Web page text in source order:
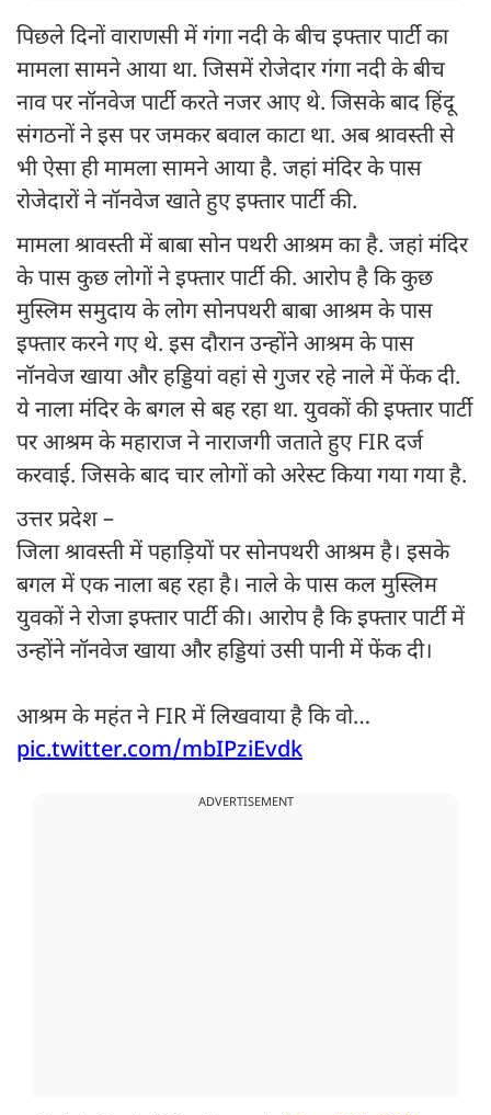
पिछले दिनों वाराणसी में गंगा नदी के बीच इफ्तार पार्टी का
मामला सामने आया था. जिसमें रोजेदार गंगा नदी के बीच
नाव पर नॉनवेज पार्टी करते नजर आए थे. जिसके बाद हिंदू
संगठनों ने इस पर जमकर बवाल काटा था. अब श्रावस्ती से
भी ऐसा ही मामला सामने आया है. जहां मंदिर के पास
रोजेदारों ने नॉनवेज खाते हुए इफ्तार पार्टी की.
मामला श्रावस्ती में बाबा सोन पथरी आश्रम का है. जहां मंदिर
के पास कुछ लोगों ने इफ्तार पार्टी की. आरोप है कि कुछ
मुस्लिम समुदाय के लोग सोनपथरी बाबा आश्रम के पास
इफ्तार करने गए थे. इस दौरान उन्होंने आश्रम के पास
नॉनवेज खाया और हड्डियां वहां से गुजर रहे नाले में फेंक दी.
ये नाला मंदिर के बगल से बह रहा था. युवकों की इफ्तार पार्टी
पर आश्रम के महाराज ने नाराजगी जताते हुए FIR दर्ज
करवाई. जिसके बाद चार लोगों को अरेस्ट किया गया गया है.
उत्तर प्रदेश –
जिला श्रावस्ती में पहाड़ियों पर सोनपथरी आश्रम है। इसके
बगल में एक नाला बह रहा है। नाले के पास कल मुस्लिम
युवकों ने रोजा इफ्तार पार्टी की। आरोप है कि इफ्तार पार्टी में
उन्होंने नॉनवेज खाया और हड्डियां उसी पानी में फेंक दी।
आश्रम के महंत ने FIR में लिखवाया है कि वो…
pic.twitter.com/mbIPziEvdk
ADVERTISEMENT